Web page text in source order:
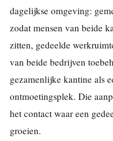
dagelijkse omgeving:
zodat mensen van beide
zitten, gedeelde
van beide bedrijven
gezamenlijke kantine als
ontmoetingsplek. Die
het contact waar een
groeien.